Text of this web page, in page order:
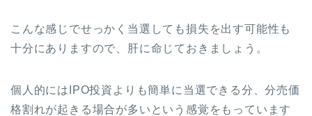
こんな感じでせっかく当選しても損失を出す可能性も
十分にありますので、肝に命じておきましょう。
個人的にはIPO投資よりも簡単に当選できる分、分売価
格割れが起きる場合が多いという感覚をもっています